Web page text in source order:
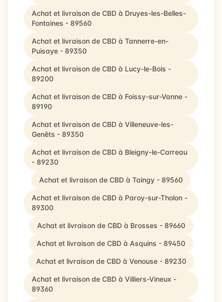
Achat et livraison de CBD à Druyes-les-Belles-
Fontaines - 89560
Achat et livraison de CBD à Tannerre-en-
Puisaye - 89350
Achat et livraison de CBD à Lucy-le-Bois -
89200
Achat et livraison de CBD à Foissy-sur-Vanne -
89190
Achat et livraison de CBD à Villeneuve-les-
Genêts - 89350
Achat et livraison de CBD à Bleigny-le-Carreau
- 89230
Achat et livraison de CBD à Taingy - 89560
Achat et livraison de CBD à Paroy-sur-Tholon -
89300
Achat et livraison de CBD à Brosses - 89660
Achat et livraison de CBD à Asquins - 89450
Achat et livraison de CBD à Venouse - 89230
Achat et livraison de CBD à Villiers-Vineux -
89360